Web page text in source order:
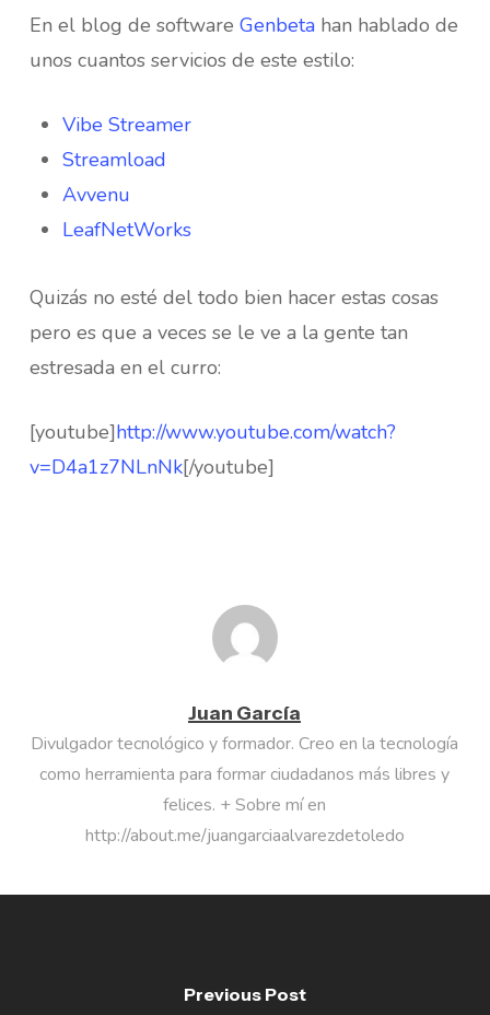
En el blog de software Genbetahan hablado de
unos cuantos servicios de este estilo:
Vibe Streamer
Streamload
Avvenu
LeafNetWorks
Quizás no esté del todo bien hacer estas cosas
pero es que a veces se le ve a la gente tan
estresada en el curro:
[youtube]http://www.youtube.com/watch?
v=D4a1z7NLnNk[/youtube]
Juan García
Divulgador tecnológico y formador. Creo en la tecnología
como herramienta para formar ciudadanos más libres y
felices. + Sobre mí en
http://about.me/juangarciaalvarezdetoledo
Previous Post